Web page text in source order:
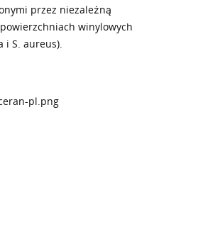
przez niezależną
winylowych
i S. aureus).